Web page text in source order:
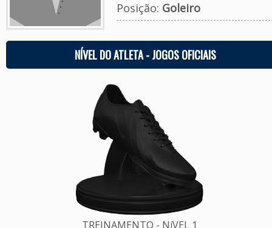
Posição: Goleiro
NÍVEL DO ATLETA - JOGOS OFICIAIS
TREINAMENTO - NíVEL 1